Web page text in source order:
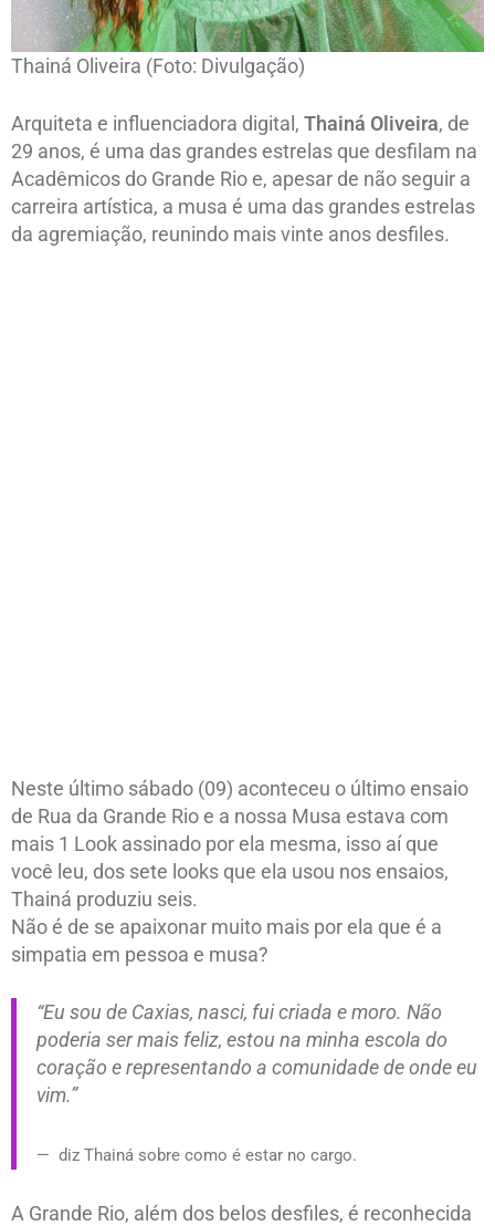
Thainá Oliveira (Foto: Divulgação)
Arquiteta e influenciadora digital, Thainá Oliveira, de
29 anos, é uma das grandes estrelas que desfilam na
Acadêmicos do Grande Rio e, apesar de não seguir a
carreira artística, a musa é uma das grandes estrelas
da agremiação, reunindo mais vinte anos desfiles.
Neste último sábado (09) aconteceu o último ensaio
de Rua da Grande Rio e a nossa Musa estava com
mais 1 Look assinado por ela mesma, isso aí que
você leu, dos sete looks que ela usou nos ensaios,
Thainá produziu seis.
Não é de se apaixonar muito mais por ela que é a
simpatia em pessoa e musa?
“Eu sou de Caxias, nasci, fui criada e moro. Não
poderia ser mais feliz, estou na minha escola do
coração e representando a comunidade de onde eu
vim.”
diz Thainá sobre como é estar no cargo.
A Grande Rio, além dos belos desfiles, é reconhecida